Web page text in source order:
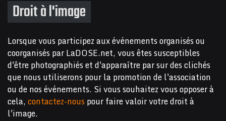
Droit à l'image
Lorsque vous participez aux événements organisés ou
coorganisés par LaDOSE.net, vous êtes susceptibles
d'être photographiés et d'apparaître par sur des clichés
que nous utiliserons pour la promotion de l'association
ou de nos événements. Si vous souhaitez vous opposer à
cela,contactez-nouspour faire valoir votre droit à
l'image.